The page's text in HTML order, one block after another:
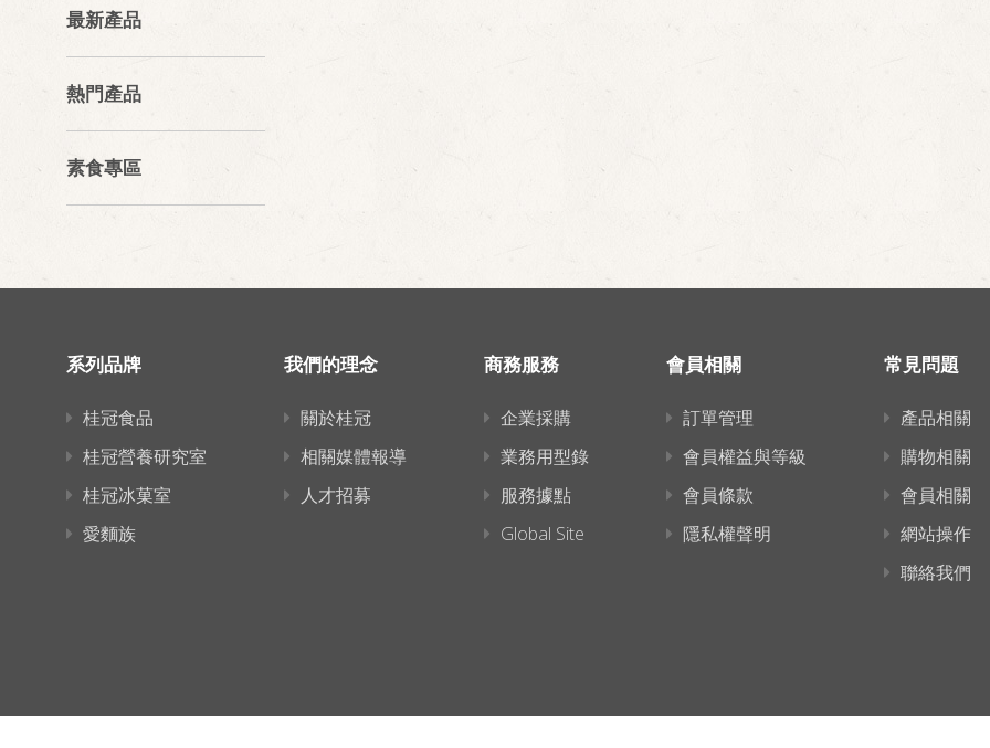
最新產品
熱門產品
素食專區
系列品牌
桂冠食品
桂冠營養研究室
桂冠冰菓室
愛麵族
我們的理念
關於桂冠
相關媒體報導
人才招募
商務服務
企業採購
業務用型錄
服務據點
Global Site
會員相關
訂單管理
會員權益與等級
會員條款
隱私權聲明
常見問題
產品相關
購物相關
會員相關
網站操作
聯絡我們